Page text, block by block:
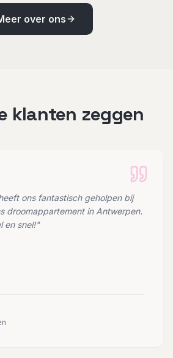
over ons
klanten zeggen
ons fantastisch geholpen bij
droomappartement in Antwerpen.
en snel!"